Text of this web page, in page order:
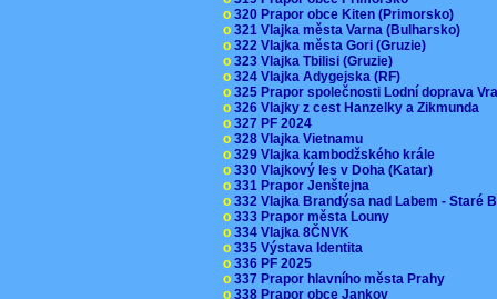
o 320 Prapor obce Kiten (Primorsko)
o 321 Vlajka města Varna (Bulharsko)
o 322 Vlajka města Gori (Gruzie)
o 323 Vlajka Tbilisi (Gruzie)
o 324 Vlajka Adygejska (RF)
o 325 Prapor společnosti Lodní doprava
o 326 Vlajky z cest Hanzelky a Zikmunda
o 327 PF 2024
o 328 Vlajka Vietnamu
o 329 Vlajka kambodžského krále
o 330 Vlajkový les v Doha (Katar)
o 331 Prapor Jenštejna
o 332 Vlajka Brandýsa nad Labem - Staré
o 333 Prapor města Louny
o 334 Vlajka 8ČNVK
o 335 Výstava Identita
o 336 PF 2025
o 337 Prapor hlavního města Prahy
o 338 Prapor obce Jankov